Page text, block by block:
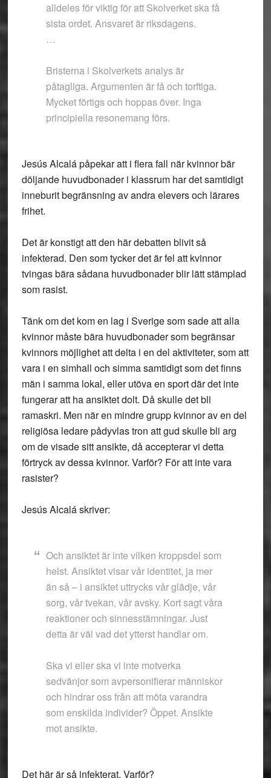
alldeles för viktig för att Skolverket ska få
sista ordet. Ansvaret är riksdagens.
…
Bristerna i Skolverkets analys är
påtagliga. Argumenten är få och torftiga.
Mycket förtigs och hoppas över. Inga
principiella resonemang förs.
Jesús Alcalá påpekar att i flera fall när kvinnor bär
döljande huvudbonader i klassrum har det samtidigt
inneburit begränsning av andra elevers och lärares
frihet.
Det är konstigt att den här debatten blivit så
infekterad. Den som tycker det är fel att kvinnor
tvingas bära sådana huvudbonader blir lätt stämplad
som rasist.
Tänk om det kom en lag i Sverige som sade att alla
kvinnor måste bära huvudbonader som begränsar
kvinnors möjlighet att delta i en del aktiviteter, som att
vara i en simhall och simma samtidigt som det finns
män i samma lokal, eller utöva en sport där det inte
fungerar att ha ansiktet dolt. Då skulle det bli
ramaskri. Men när en mindre grupp kvinnor av en del
religiösa ledare pådyvlas tron att gud skulle bli arg
om de visade sitt ansikte, då accepterar vi detta
förtryck av dessa kvinnor. Varför? För att inte vara
rasister?
Jesús Alcalá skriver:
Och ansiktet är inte vilken kroppsdel som
helst. Ansiktet visar vår identitet, ja mer
än så – i ansiktet uttrycks vår glädje, vår
sorg, vår tvekan, vår avsky. Kort sagt våra
reaktioner och sinnesstämningar. Just
detta är väl vad det ytterst handlar om.
Ska vi eller ska vi inte motverka
sedvänjor som avpersonifierar människor
och hindrar oss från att möta varandra
som enskilda individer? Öppet. Ansikte
mot ansikte.
Det här är så infekterat. Varför?